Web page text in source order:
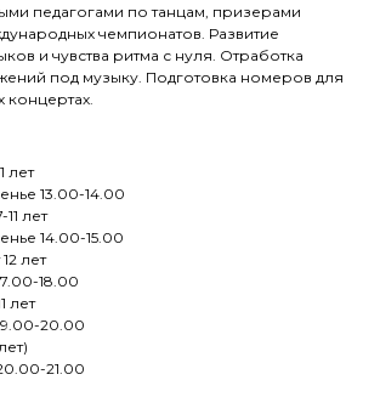
педагогами по танцам, призерами
чемпионатов. Развитие
и чувства ритма с нуля. Отработка
под музыку. Подготовка номеров для
концертах.
лет
13.00-14.00
лет
14.00-15.00
лет
18.00
лет
20.00
21.00